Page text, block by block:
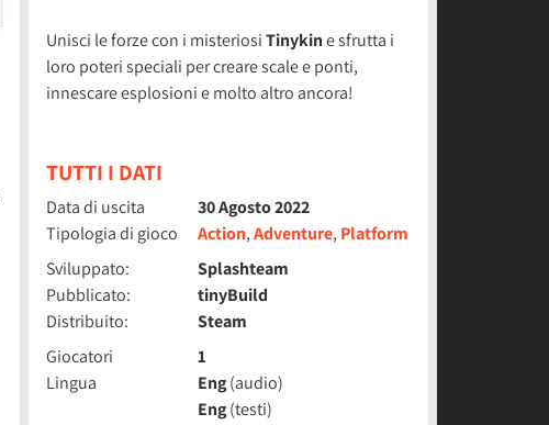
Unisci le forze con i misteriosiTinykine sfrutta i
loro poteri speciali per creare scale e ponti,
innescare esplosioni e molto altro ancora!
TUTTI I DATI
Data di uscita
30 Agosto 2022
Tipologia di gioco
Action,Adventure, Platform
Sviluppato:
Splashteam
Pubblicato:
tinyBuild
Distribuito:
Steam
Giocatori
1
Lingua
Eng(audio)
Eng(testi)